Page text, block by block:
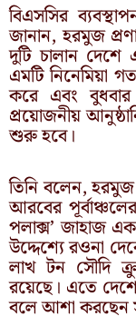
বিএসসির
জানান, হরমুজ
দুটি চালান দেশে
এমটি নিনেমিয়া
করে এবং বুধবার
প্রয়োজনীয়
শুরু হবে।
তিনি বলেন, হরমুজ
আরবের
পলাক্স’ জাহাজ
উদ্দেশ্যে রওনা
লাখ টন সৌদি
রয়েছে। এতে
বলে আশা করছেন